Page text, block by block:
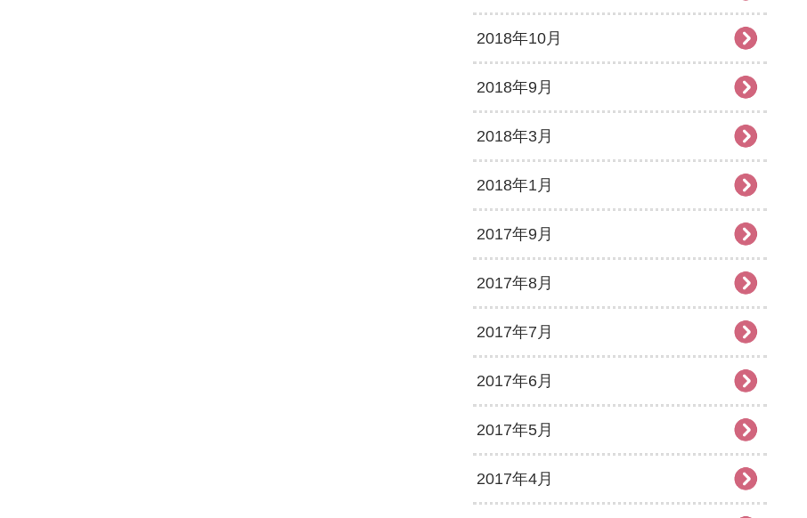
2018年10月
2018年9月
2018年3月
2018年1月
2017年9月
2017年8月
2017年7月
2017年6月
2017年5月
2017年4月